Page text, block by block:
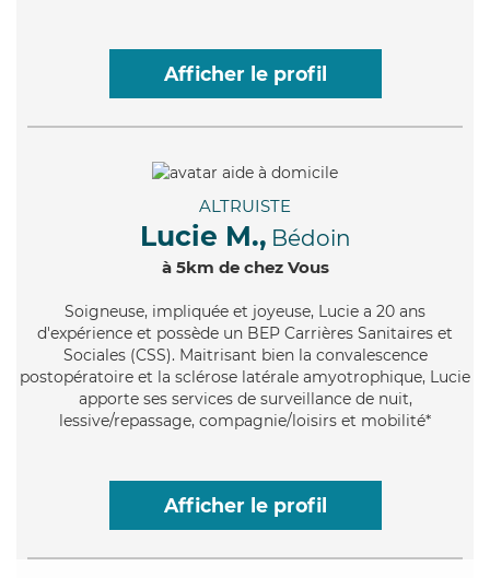
Afficher le profil
ALTRUISTE
Lucie M., Bédoin
à 5km de chez Vous
Soigneuse, impliquée et joyeuse, Lucie a 20 ans
d'expérience et possède un BEP Carrières Sanitaires et
Sociales (CSS). Maitrisant bien la convalescence
postopératoire et la sclérose latérale amyotrophique, Lucie
apporte ses services de surveillance de nuit,
lessive/repassage, compagnie/loisirs et mobilité*
Afficher le profil